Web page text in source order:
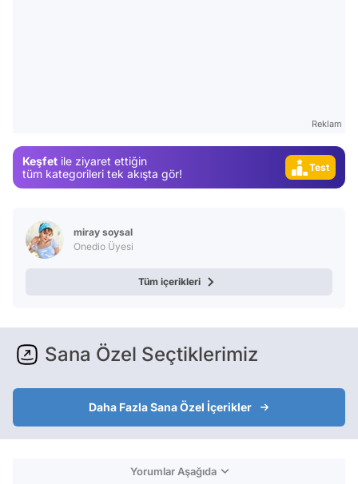
Reklam
Keşfet ile ziyaret ettiğin
tüm kategorileri tek akışta gör!
Test
miray soysal
Onedio Üyesi
Tüm içerikleri
Sana Özel Seçtiklerimiz
Daha Fazla Sana Özel İçerikler
Yorumlar Aşağıda